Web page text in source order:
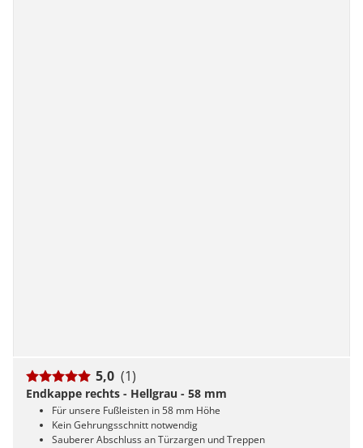
5,0 (1)
Endkappe rechts - Hellgrau - 58 mm
Für unsere Fußleisten in 58 mm Höhe
Kein Gehrungsschnitt notwendig
Sauberer Abschluss an Türzargen und Treppen